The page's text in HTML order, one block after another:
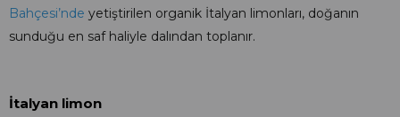
Bahçesi’nde yetiştirilen organik İtalyan limonları, doğanın
sunduğu en saf haliyle dalından toplanır.
İtalyan limon